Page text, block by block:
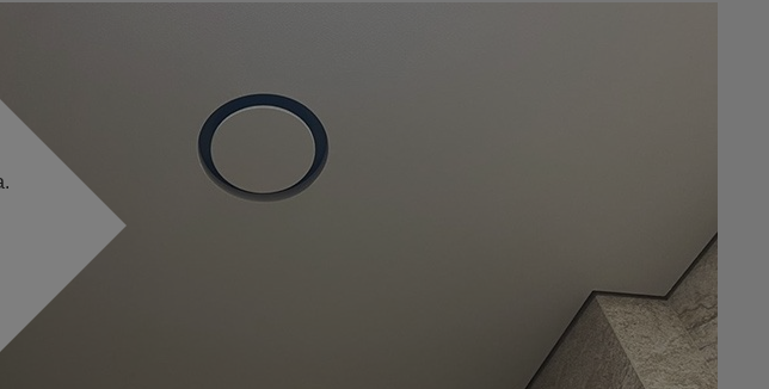
вентиляционые
решетки
Собственное производство деревянных
вентиляционных решеток